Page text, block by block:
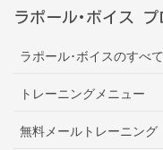
ラポール･ボイス プ
ラポール･ボイスのすべて
トレーニングメニュー
無料メールトレーニング